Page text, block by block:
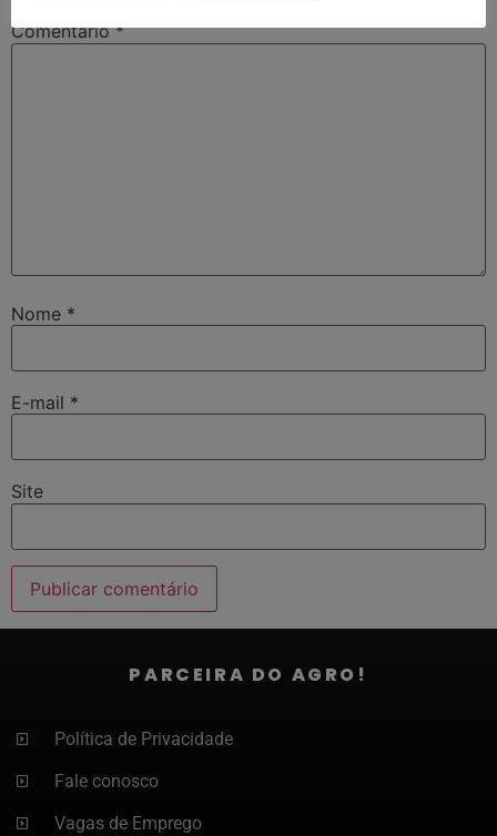
Comentário*
Nome *
E-mail *
Site
PARCEIRA DO AGRO!
Política de Privacidade
Fale conosco
Vagas de Emprego